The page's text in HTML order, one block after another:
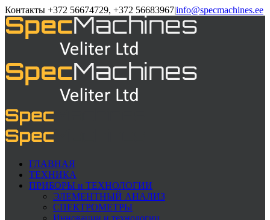
Контакты +372 56674729, +372 56683967|info@specmachines.ee
ГЛАВНАЯ
ТЕХНИКА
ПРИБОРЫ и ТЕХНОЛОГИИ
ЭЛЕМЕНTНЫЙ АНАЛИЗ
СПЕКТРОМЕТРЫ
Инновации и технологии